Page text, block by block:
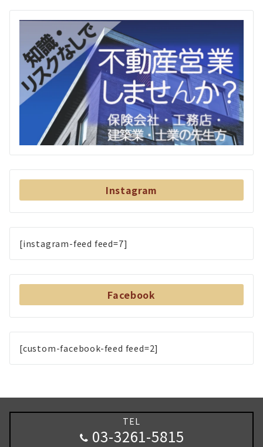
Instagram
[instagram-feed feed=7]
Facebook
[custom-facebook-feed feed=2]
TEL
03-3261-5815